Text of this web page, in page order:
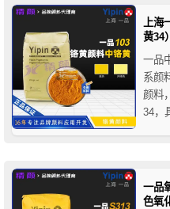
上海
黄34）
一品
系颜
颜料
34，
一品
色氧